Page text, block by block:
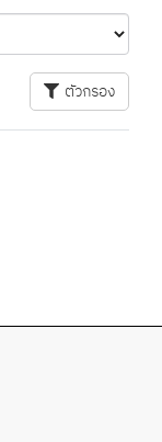
ตัวกรอง